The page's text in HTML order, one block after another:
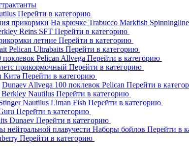
Перейти в категорию
прикормки На крючке Trabucco Markfish Spinningline
Reins SFT Перейти в категорию
летние Перейти в категорию
Pelican Ultrabaits Перейти в категорию
поклевок Pelican Allvega Перейти в категорию
прикормочный Перейти в категорию
Кита Перейти в категорию
Dunaev Allvega 100 поклевок Pelican Перейти в
Berkley Nautilus Перейти в категорию
Nautilus Liman Fish Перейти в категорию
Перейти в категорию
Dunaev Перейти в категорию
нейтральной плавучести Наборы бойлов Перейти в
Перейти в категорию